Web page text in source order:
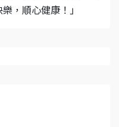
，順心健康！」